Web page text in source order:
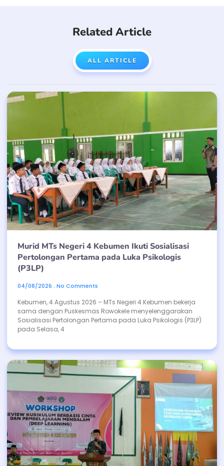
Related Article
ALL ARTICLE
Murid MTs Negeri 4 Kebumen Ikuti Sosialisasi
Pertolongan Pertama pada Luka Psikologis
(P3LP)
04/08/2026 No Comments
Kebumen, 4 Agustus 2026 – MTs Negeri 4 Kebumen bekerja
sama dengan Puskesmas Rowokele menyelenggarakan
Sosialisasi Pertolongan Pertama pada Luka Psikologis (P3LP)
pada Selasa, 4